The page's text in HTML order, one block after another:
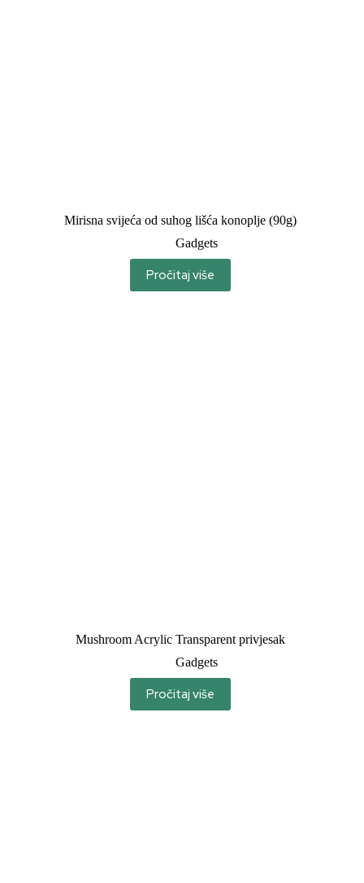
Mirisna svijeća od suhog lišća konoplje (90g)
Gadgets
Pročitaj više
Mushroom Acrylic Transparent privjesak
Gadgets
Pročitaj više